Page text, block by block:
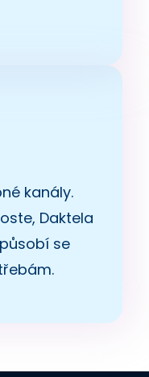
kanály.
Daktela
se